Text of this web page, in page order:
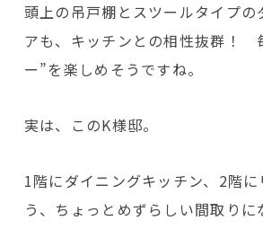
頭上の吊戸棚とスツールタイプの
アも、キッチンとの相性抜群！
ー”を楽しめそうですね。
実は、このK様邸。
1階にダイニングキッチン、2階
う、ちょっとめずらしい間取りに